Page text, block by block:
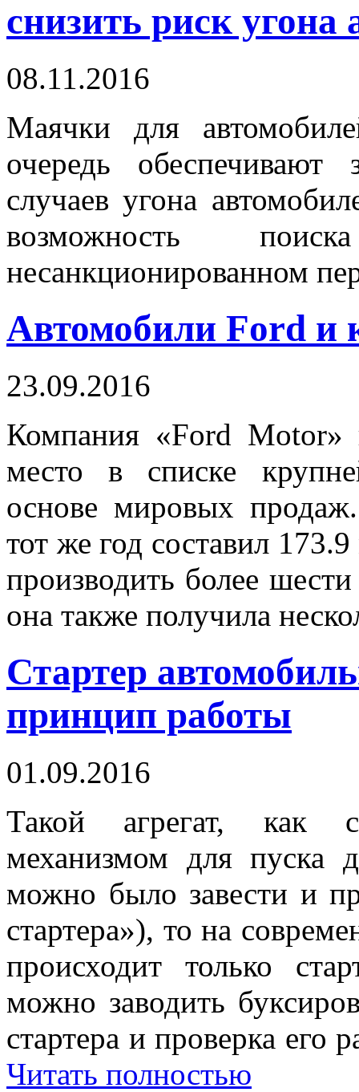
снизить риск угона
08.11.2016
Маячки для
очередь обеспечивают
случаев угона
возможность
несанкционированном
Автомобили Ford и
23.09.2016
Компания «Ford Motor»
место в списке
основе мировых
тот же год составил
производить более
она также получила
Стартер
принцип работы
01.09.2016
Такой агрегат, как
механизмом для пуска
можно было завести и
стартера»), то на
происходит только
можно заводить
стартера и проверка его
Читать полностью